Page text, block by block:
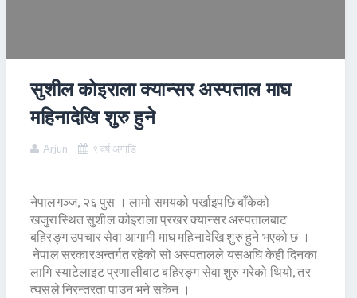
सुशील कोइराला क्यान्सर अस्पताल माघ
महिनादेखि शुरु हुने
Arjun ९ वर्ष अगाडि
नेपालगञ्ज, २६ पुस । लामो समयको पर्खाइपछि बाँकेको
खजुरास्थित सुशील कोइराला प्रखर क्यान्सर अस्पतालबाट
बहिरङ्ग उपचार सेवा आगामी माघ महिनादेखि शुरु हुने भएको छ ।
नेपाल सरकारअन्तर्गत रहेको सो अस्पतालले यसअघि केही दिनका
लागि स्याटेलाइट प्रणालीबाट बहिरङ्ग सेवा शुरु गरेको थियो, तर
त्यसले निरन्तरता पाउन भने सकेन ।